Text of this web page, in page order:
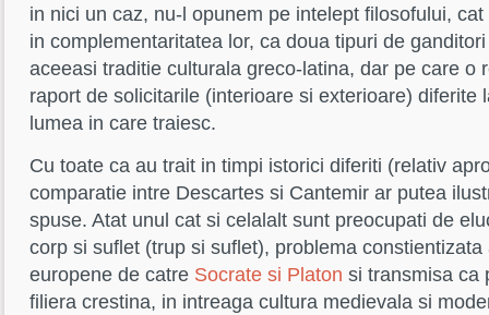
in nici un caz, nu-l opunem pe intelept filosofului,
in complementaritatea lor, ca doua tipuri de
aceeasi traditie culturala greco-latina, dar pe care o
raport de solicitarile (interioare si exterioare) diferite
lumea in care traiesc.
Cu toate ca au trait in timpi istorici diferiti (relativ
comparatie intre Descartes si Cantemir ar putea
spuse. Atat unul cat si celalalt sunt preocupati de
corp si suflet (trup si suflet), problema
europene de catre Socrate si Platon si transmisa ca
filiera crestina, in intreaga cultura medievala si